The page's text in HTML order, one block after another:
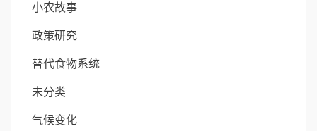
小农故事
政策研究
替代食物系统
未分类
气候变化